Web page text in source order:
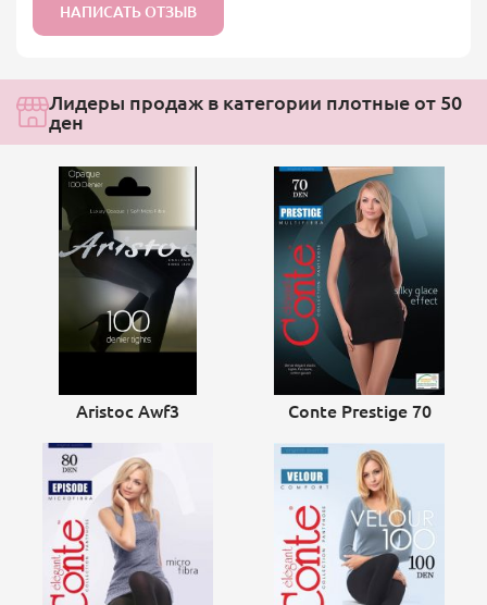
НАПИСАТЬ ОТЗЫВ
Лидеры продаж в категории плотные от 50
ден
Aristoc Awf3 Conte Prestige 70